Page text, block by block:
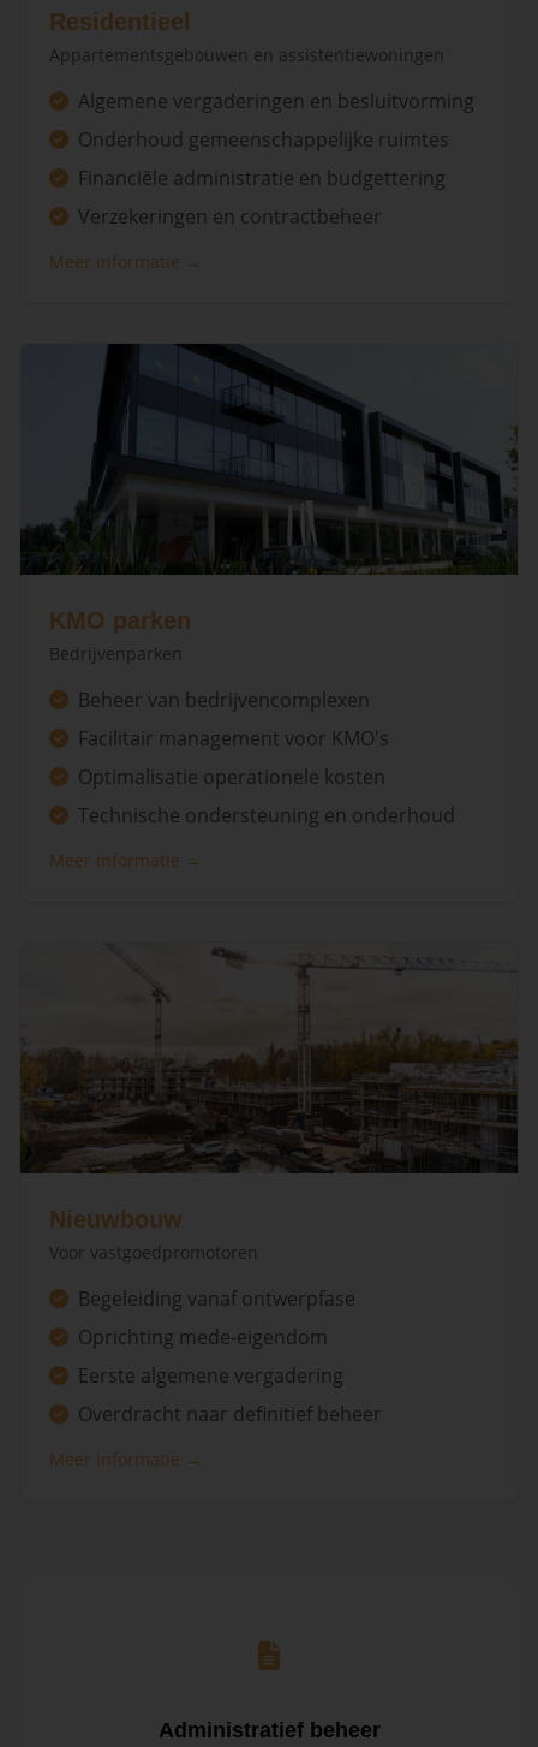
Residentieel
Appartementsgebouwen en assistentiewoningen
Algemene vergaderingen en besluitvorming
Onderhoud gemeenschappelijke ruimtes
Financiële administratie en budgettering
Verzekeringen en contractbeheer
Meer informatie →
KMO parken
Bedrijvenparken
Beheer van bedrijvencomplexen
Facilitair management voor KMO's
Optimalisatie operationele kosten
Technische ondersteuning en onderhoud
Meer informatie →
Nieuwbouw
Voor vastgoedpromotoren
Begeleiding vanaf ontwerpfase
Oprichting mede-eigendom
Eerste algemene vergadering
Overdracht naar definitief beheer
Meer informatie →
Administratief beheer